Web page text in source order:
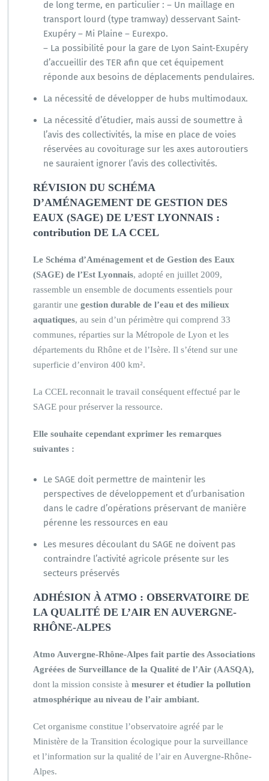
de long terme, en particulier : – Un maillage en
transport lourd (type tramway) desservant Saint-
Exupéry – Mi Plaine – Eurexpo.
– La possibilité pour la gare de Lyon Saint-Exupéry
d’accueillir des TER afin que cet équipement
réponde aux besoins de déplacements pendulaires.
La nécessité de développer de hubs multimodaux.
La nécessité d’étudier, mais aussi de soumettre à
l’avis des collectivités, la mise en place de voies
réservées au covoiturage sur les axes autoroutiers
ne sauraient ignorer l’avis des collectivités.
RÉVISION DU SCHÉMA
D’AMÉNAGEMENT DE GESTION DES
EAUX (SAGE) DE L’EST LYONNAIS :
contribution DE LA CCEL
Le Schéma d’Aménagement et de Gestion des Eaux
(SAGE) de l’Est Lyonnais, adopté en juillet 2009,
rassemble un ensemble de documents essentiels pour
garantir une gestion durable de l’eau et des milieux
aquatiques, au sein d’un périmètre qui comprend 33
communes, réparties sur la Métropole de Lyon et les
départements du Rhône et de l’Isère. Il s’étend sur une
superficie d’environ 400 km².
La CCEL reconnait le travail conséquent effectué par le
SAGE pour préserver la ressource.
Elle souhaite cependant exprimer les remarques
suivantes :
Le SAGE doit permettre de maintenir les
perspectives de développement et d’urbanisation
dans le cadre d’opérations préservant de manière
pérenne les ressources en eau
Les mesures découlant du SAGE ne doivent pas
contraindre l’activité agricole présente sur les
secteurs préservés
ADHÉSION À ATMO : OBSERVATOIRE DE
LA QUALITÉ DE L’AIR EN AUVERGNE-
RHÔNE-ALPES
Atmo Auvergne-Rhône-Alpes fait partie des Associations
Agréées de Surveillance de la Qualité de l’Air (AASQA),
dont la mission consiste à mesurer et étudier la pollution
atmosphérique au niveau de l’air ambiant.
Cet organisme constitue l’observatoire agréé par le
Ministère de la Transition écologique pour la surveillance
et l’information sur la qualité de l’air en Auvergne-Rhône-
Alpes.